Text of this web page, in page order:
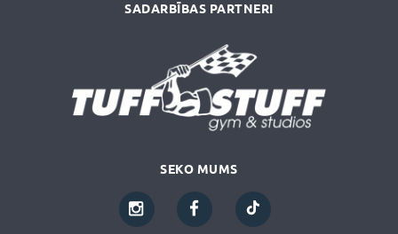
SADARBĪBAS PARTNERI
SEKO MUMS